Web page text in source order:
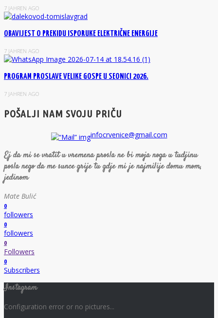
7 JAHREN AGO
OBAVIJEST O PREKIDU ISPORUKE ELEKTRIČNE ENERGIJE
7 JAHREN AGO
PROGRAM PROSLAVE VELIKE GOSPE U SEONICI 2026.
7 JAHREN AGO
POŠALJI NAM SVOJU PRIČU
infocrvenice@gmail.com
Ej da mi se vratit u vremena prosla ne bi moja noga u tudjinu
posla nego da me sunce grije tu gdje mi je najmilije domu mom,
jedinom
Mate Bulić
0
followers
0
followers
0
Followers
0
Subscribers
Instagram
Configuration error or no pictures...